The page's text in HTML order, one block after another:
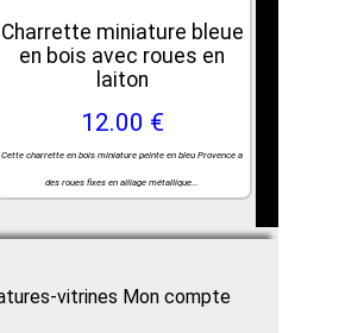
Charrette miniature bleue
en bois avec roues en
laiton
12.00 €
Cette charrette en bois miniature peinte en bleu Provence a
des roues fixes en alliage métallique...
Mon compte